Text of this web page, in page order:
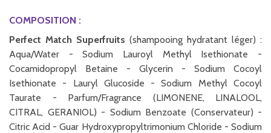
COMPOSITION :
Perfect Match Superfruits (shampooing hydratant léger) :
Aqua/Water - Sodium Lauroyl Methyl Isethionate -
Cocamidopropyl Betaine - Glycerin - Sodium Cocoyl
Isethionate - Lauryl Glucoside - Sodium Methyl Cocoyl
Taurate - Parfum/Fragrance (LIMONENE, LINALOOL,
CITRAL, GERANIOL) - Sodium Benzoate (Conservateur) -
Citric Acid - Guar Hydroxypropyltrimonium Chloride - Sodium